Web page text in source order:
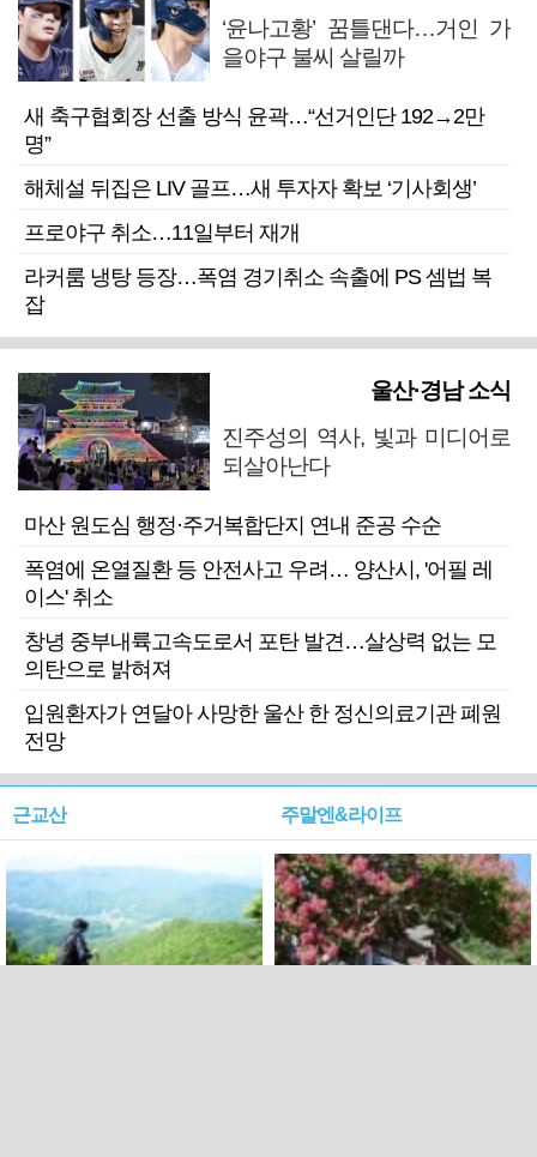
‘윤나고황’ 꿈틀댄다…거인 가
을야구 불씨 살릴까
새 축구협회장 선출 방식 윤곽…“선거인단 192→2만
명”
해체설 뒤집은 LIV 골프…새 투자자 확보 ‘기사회생’
프로야구 취소…11일부터 재개
라커룸 냉탕 등장…폭염 경기취소 속출에 PS 셈법 복
잡
울산·경남 소식
진주성의 역사, 빛과 미디어로
되살아난다
마산 원도심 행정·주거복합단지 연내 준공 수순
폭염에 온열질환 등 안전사고 우려… 양산시, '어필 레
이스' 취소
창녕 중부내륙고속도로서 포탄 발견…살상력 없는 모
의탄으로 밝혀져
입원환자가 연달아 사망한 울산 한 정신의료기관 폐원
전망
근교산 주말엔&라이프